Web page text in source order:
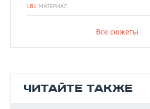
181 МАТЕРИАЛ
Все сюжеты
ЧИТАЙТЕ ТАКЖЕ